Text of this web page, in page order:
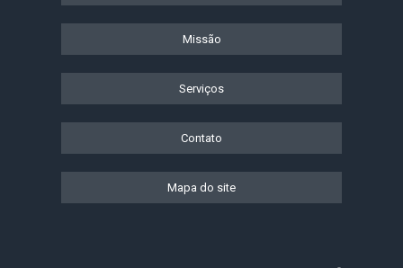
Missão
Serviços
Contato
Mapa do site